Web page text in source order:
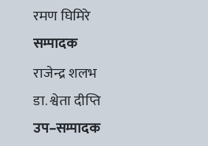
रमण घिमिरे
सम्पादक
राजेन्द्र शलभ
डा. श्वेता दीप्ति
उप–सम्पादक